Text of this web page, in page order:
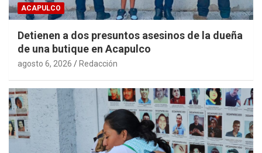
ACAPULCO
Detienen a dos presuntos asesinos de la dueña
de una butique en Acapulco
agosto 6, 2026 Redacción